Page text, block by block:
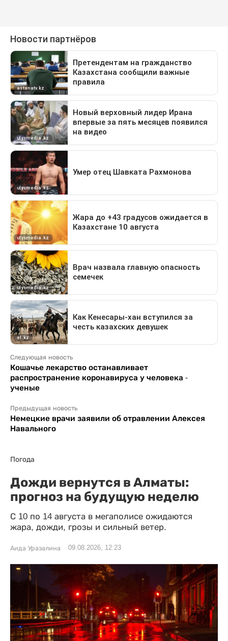
Следующая новость
Кошачье лекарство останавливает
распространение коронавируса у человека -
ученые
Предыдущая новость
Немецкие врачи заявили об отравлении Алексея
Навального
Погода
Дожди вернутся в Алматы:
прогноз на будущую неделю
С 10 по 14 августа в мегаполисе ожидаются
жара, дожди, грозы и сильный ветер.
Аида Уразалина 09.08.2026, 12:23